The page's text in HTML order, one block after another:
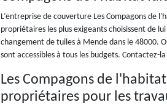
L’entreprise de couverture Les Compagons de
propriétaires les plus exigeants choisissent de
changement de tuiles à Mende dans le 48000.
sont accessibles à tous les budgets. Contactez-
Les Compagons de
propriétaires pour les